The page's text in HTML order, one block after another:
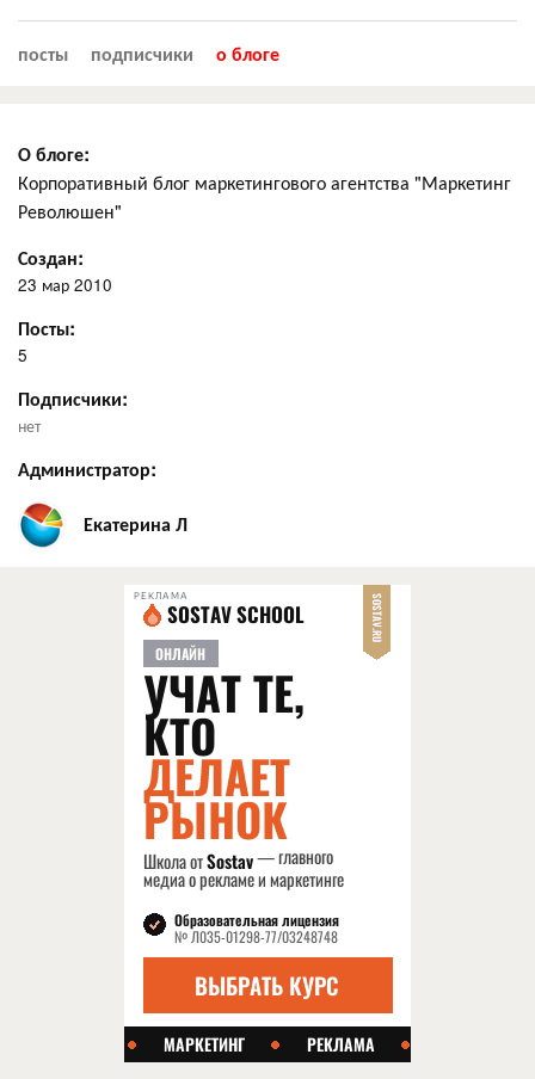
посты подписчики о блоге
О блоге:
Корпоративный блог маркетингового агентства "Маркетинг
Революшен"
Создан:
23 мар 2010
Посты:
5
Подписчики:
нет
Администратор:
Екатерина Л
РЕКЛАМА